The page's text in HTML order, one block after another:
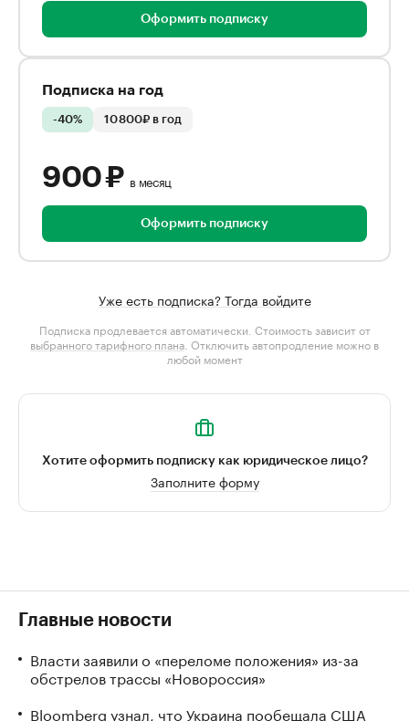
Оформить подписку
Подписка на год
-40% 10 800₽ в год
900 ₽ в месяц
Оформить подписку
Уже есть подписка? Тогда войдите
Подписка продлевается автоматически. Стоимость зависит от
выбранного тарифного плана . Отключить автопродление можно в
любой момент
Хотите оформить подписку как юридическое лицо?
Заполните форму
Главные новости
Власти заявили о «переломе положения» из-за
обстрелов трассы «Новороссия»
Bloomberg узнал, что Украина пообещала США